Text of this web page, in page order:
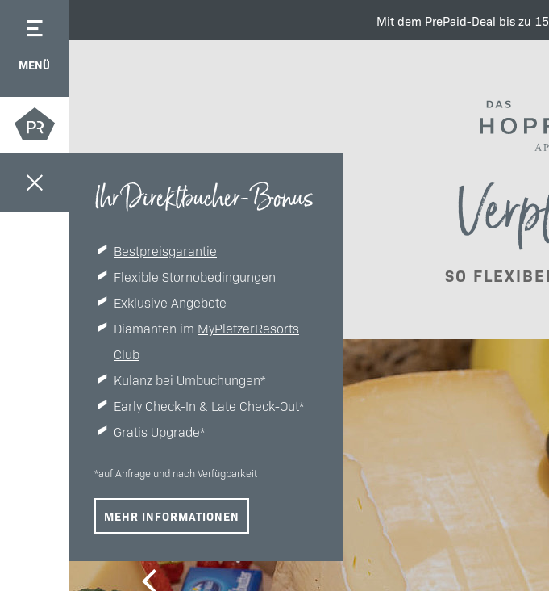
Mit dem PrePaid-Deal bis zu
MENÜ
Ihr Direktbucher-Bonus
Bestpreisgarantie
Flexible Stornobedingungen
Exklusive Angebote
Diamanten im MyPletzerResorts
Club
Kulanz bei Umbuchungen*
Early Check-In & Late Check-Out*
Gratis Upgrade*
*auf Anfrage und nach Verfügbarkeit
MEHR INFORMATIONEN
SO